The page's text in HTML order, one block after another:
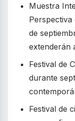
Muestra
Perspectiva
de
extenderán
Festival de
durante
Festival de